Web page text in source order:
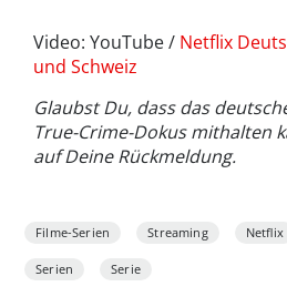
Video: YouTube / Netflix
und Schweiz
Glaubst Du, dass das
True-Crime-Dokus mithalten
auf Deine Rückmeldung.
Filme-Serien Streaming Netflix
Serien Serie